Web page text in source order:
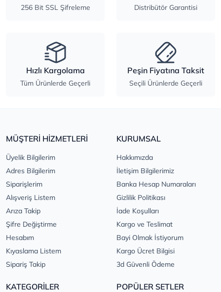
256 Bit SSL Şifreleme Distribütör Garantisi
Hızlı Kargolama
Tüm Ürünlerde Geçerli
Peşin Fiyatına Taksit
Seçili Ürünlerde Geçerli
MÜŞTERİ HİZMETLERİ
Üyelik Bilgilerim
Adres Bilgilerim
Siparişlerim
Alışveriş Listem
Arıza Takip
Şifre Değiştirme
Hesabım
Kıyaslama Listem
Sipariş Takip
KURUMSAL
Hakkımızda
İletişim Bilgilerimiz
Banka Hesap Numaraları
Gizlilik Politikası
İade Koşulları
Kargo ve Teslimat
Bayi Olmak İstiyorum
Kargo Ücret Bilgisi
3d Güvenli Ödeme
KATEGORİLER POPÜLER SETLER